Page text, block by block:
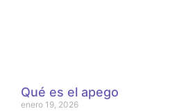
Qué es el apego
enero 19, 2026